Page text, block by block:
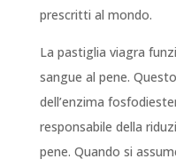
prescritti al mondo.
La pastiglia viagra
sangue al pene.
dell’enzima
responsabile della
pene. Quando si